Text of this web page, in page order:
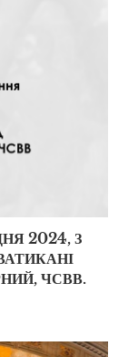
2024, З
ЧСВВ.